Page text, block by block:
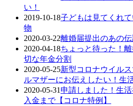
い！
2019-10-18子どもは見てくれ
物
2020-03-22離婚届提出のあの伝
2020-04-18ちょっと待った！
切な年金分割
2020-05-25新型コロナウイル
ルマザーにお伝えしたい！生
2020-05-31 申請しました！生
入金まで【コロナ特例】